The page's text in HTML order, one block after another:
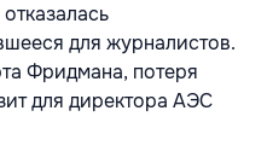
для журналистов.
Фридмана, потеря
для директора АЭС